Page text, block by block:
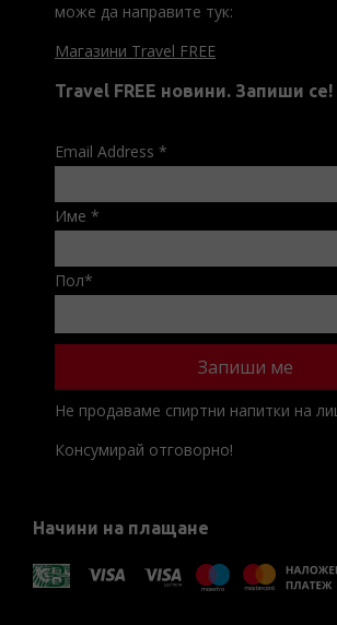
може да направите тук:
Магазини Travel FREE
Travel FREE новини. Запиши се!
Email Address *
Име *
Пол*
Не продаваме спиртни напитки на
Консумирай отговорно!
Начини на плащане